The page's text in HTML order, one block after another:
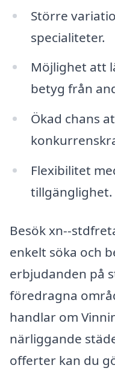
Större
specialiteter.
Möjlighet att
betyg från
Ökad chans
Flexibilitet
tillgänglighet.
Besök xn--
enkelt söka och
erbjudanden på
föredragna
handlar om
närliggande
offerter kan du